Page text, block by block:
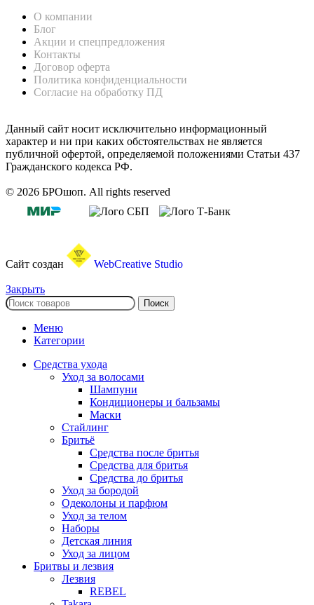
О компании
Блог
Акции и спецпредложения
Контакты
Договор оферта
Политика конфиденциальности
Согласие на обработку ПД
Данный сайт носит исключительно информационный
характер и ни при каких обстоятельствах не является
публичной офертой, определяемой положениями Статьи 437
Гражданского кодекса РФ.
© 2026 БРОшоп. All rights reserved
Сайт создан WebCreative Studio
Закрыть
Поиск
Меню
Категории
Средства ухода
Уход за волосами
Шампуни
Кондиционеры и бальзамы
Маски
Стайлинг
Бритьё
Средства после бритья
Средства для бритья
Средства до бритья
Уход за бородой
Одеколоны и парфюм
Уход за телом
Наборы
Детская линия
Уход за лицом
Бритвы и лезвия
Лезвия
REBEL